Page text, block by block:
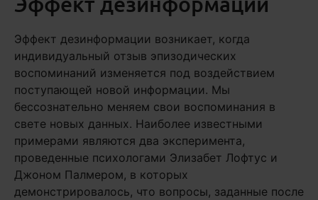
Эффект дезинформации возникает, когда
индивидуальный отзыв эпизодических
воспоминаний изменяется под воздействием
поступающей новой информации. Мы
бессознательно меняем свои воспоминания в
свете новых данных. Наиболее известными
примерами являются два эксперимента,
проведенные психологами Элизабет Лофтус и
Джоном Палмером, в которых
демонстрировалось, что вопросы, заданные после